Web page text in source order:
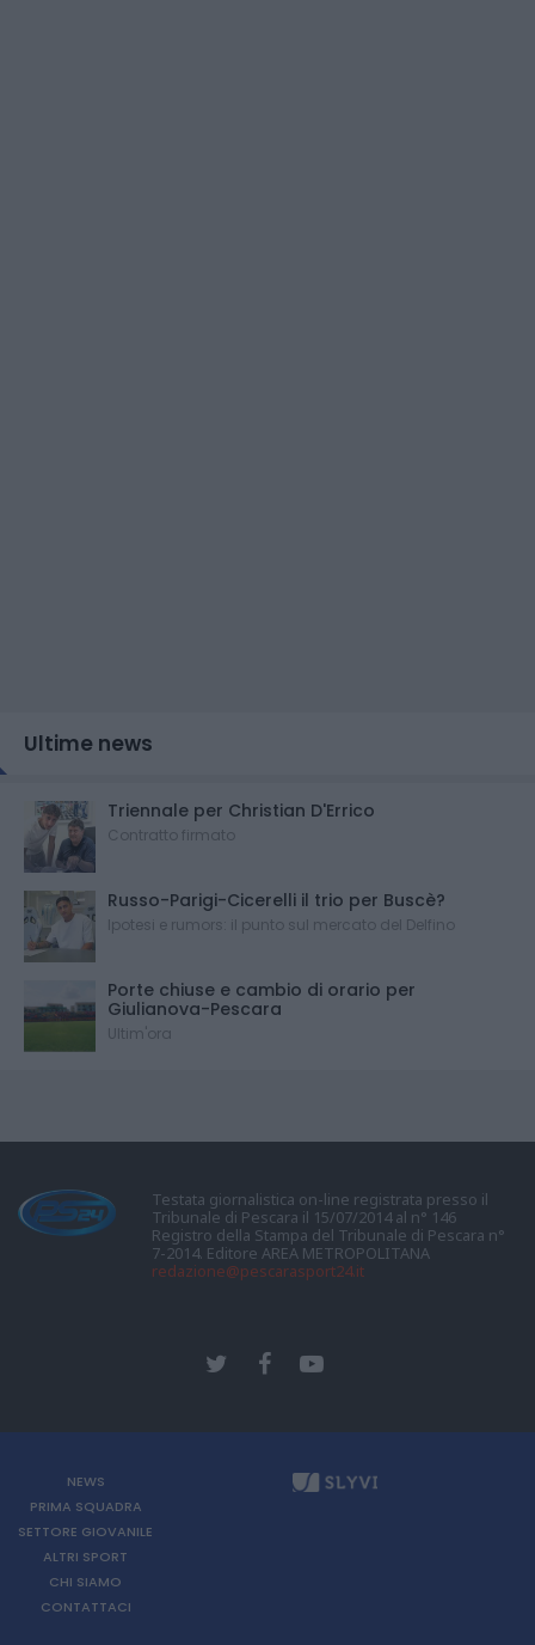
Ultime news
Triennale per Christian D'Errico
Contratto firmato
Russo-Parigi-Cicerelli il trio per Buscè?
Ipotesi e rumors: il punto sul mercato del Delfino
Porte chiuse e cambio di orario per
Giulianova-Pescara
Ultim'ora
Testata giornalistica on-line registrata presso il
Tribunale di Pescara il 15/07/2014 al n° 146
Registro della Stampa del Tribunale di Pescara n°
7-2014. Editore AREA METROPOLITANA
redazione@pescarasport24.it
NEWS
PRIMA SQUADRA
SETTORE GIOVANILE
ALTRI SPORT
CHI SIAMO
CONTATTACI